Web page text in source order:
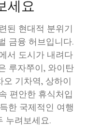
세요
된 현대적 분위기
금융 허브입니다.
서 도시가 내려다
루자쭈이, 와이탄
기차역, 상하이
편안한 휴식처입
한 국제적인 여행
누려보세요.